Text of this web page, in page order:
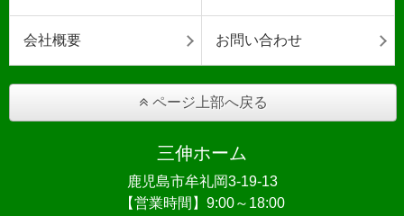
会社概要 お問い合わせ
ページ上部へ戻る
三伸ホーム
鹿児島市牟礼岡3-19-13
【営業時間】9:00～18:00